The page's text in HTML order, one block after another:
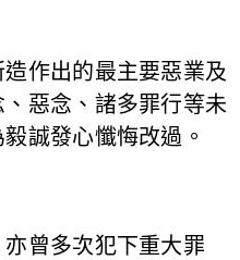
作出的最主要惡業及
惡念、諸多罪行等未
誠發心懺悔改過。
曾多次犯下重大罪